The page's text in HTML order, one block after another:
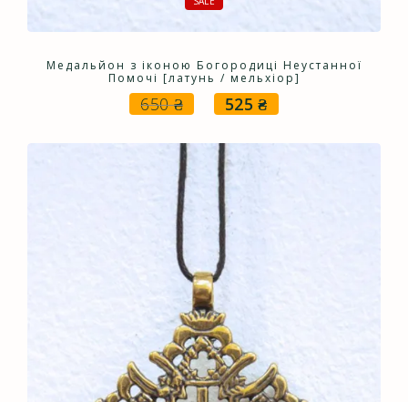
Медальйон з іконою Богородиці Неустанної
Помочі [латунь / мельхіор]
650₴
Оригінальна
650 ₴.
525₴
525 ₴.